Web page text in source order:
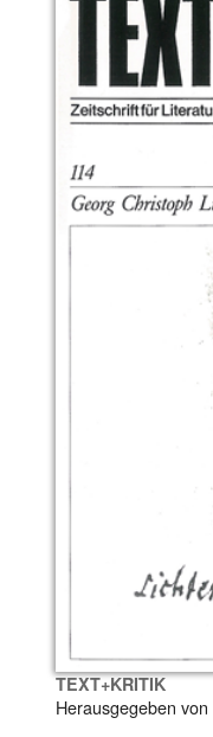
TEXT+KRITIK
Herausgegeben von